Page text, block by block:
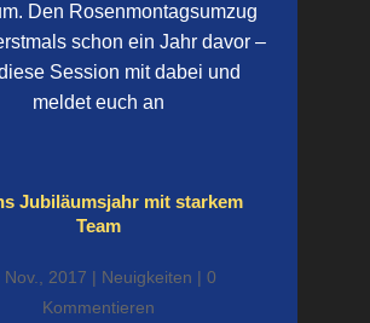
Den Rosenmontagsumzug
schon ein Jahr davor –
Session mit dabei und
meldet euch an
Jubiläums­jahr mit starkem
Team
Nov., 2017 | Neuigkeiten | 0
Kommentieren